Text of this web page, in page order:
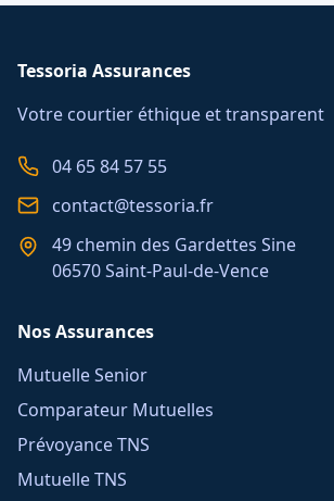
Tessoria Assurances
Votre courtier éthique et transparent
04 65 84 57 55
contact@tessoria.fr
49 chemin des Gardettes Sine
06570 Saint-Paul-de-Vence
Nos Assurances
Mutuelle Senior
Comparateur Mutuelles
Prévoyance TNS
Mutuelle TNS